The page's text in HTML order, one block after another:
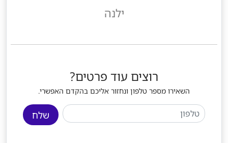
ילנה
רוצים עוד פרטים?
השאירו מספר טלפון ונחזור אליכם בהקדם האפשרי.
שלח